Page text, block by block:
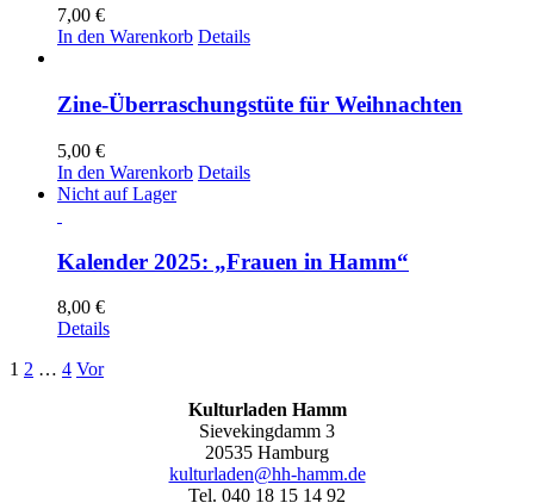
7,00 €
In den Warenkorb Details
Zine-Überraschungstüte für Weihnachten
5,00 €
In den Warenkorb Details
Nicht auf Lager
Kalender 2025: „Frauen in Hamm“
8,00 €
Details
1 2 … 4 Vor
Kulturladen Hamm
Sievekingdamm 3
20535 Hamburg
kulturladen@hh-hamm.de
Tel. 040 18 15 14 92